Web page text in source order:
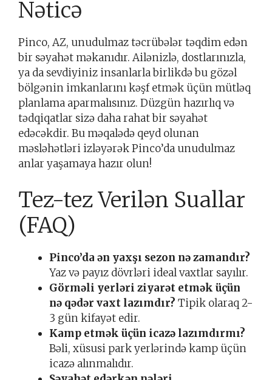
Nəticə
Pinco, AZ, unudulmaz təcrübələr təqdim edən
bir səyahət məkanıdır. Ailənizlə, dostlarınızla,
ya da sevdiyiniz insanlarla birlikdə bu gözəl
bölgənin imkanlarını kəşf etmək üçün mütləq
planlama aparmalısınız. Düzgün hazırlıq və
tədqiqatlar sizə daha rahat bir səyahət
edəcəkdir. Bu məqalədə qeyd olunan
məsləhətləri izləyərək Pinco’da unudulmaz
anlar yaşamaya hazır olun!
Tez-tez Verilən Suallar
(FAQ)
Pinco’da ən yaxşı sezon nə zamandır?
Yaz və payız dövrləri ideal vaxtlar sayılır.
Görməli yerləri ziyarət etmək üçün
nə qədər vaxt lazımdır? Tipik olaraq 2-
3 gün kifayət edir.
Kamp etmək üçün icazə lazımdırmı?
Bəli, xüsusi park yerlərində kamp üçün
icazə alınmalıdır.